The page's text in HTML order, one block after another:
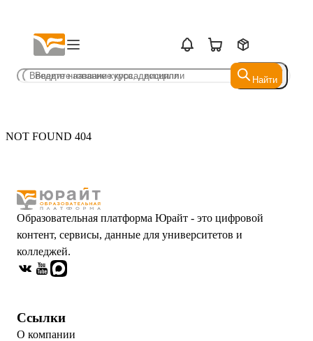
Найти
Найти
NOT FOUND 404
Образовательная платформа Юрайт - это цифровой
контент, сервисы, данные для университетов и
колледжей.
Ссылки
О компании